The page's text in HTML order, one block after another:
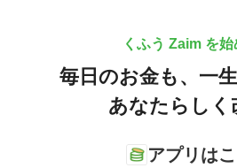
くふう Zaim を始
毎日のお金も、 一
あなたらしく
アプリは